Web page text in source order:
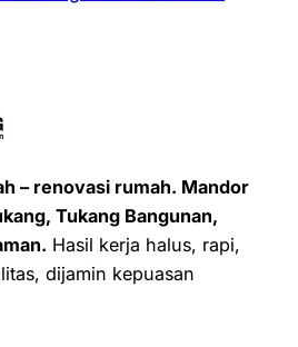
– renovasi rumah. Mandor
Tukang Bangunan,
Hasil kerja halus, rapi,
dijamin kepuasan